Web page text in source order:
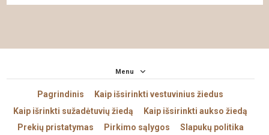
Menu
Pagrindinis
Kaip išsirinkti vestuvinius žiedus
Kaip išrinkti sužadėtuvių žiedą
Kaip išsirinkti aukso žiedą
Prekių pristatymas
Pirkimo sąlygos Slapukų politika